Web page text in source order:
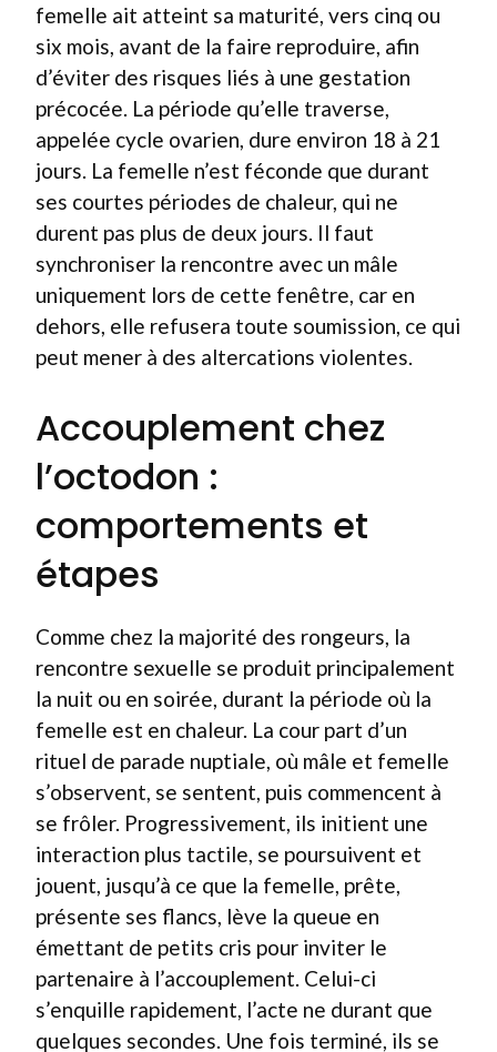
femelle ait atteint sa maturité, vers cinq ou
six mois, avant de la faire reproduire, afin
d’éviter des risques liés à une gestation
précocée. La période qu’elle traverse,
appelée cycle ovarien, dure environ 18 à 21
jours. La femelle n’est féconde que durant
ses courtes périodes de chaleur, qui ne
durent pas plus de deux jours. Il faut
synchroniser la rencontre avec un mâle
uniquement lors de cette fenêtre, car en
dehors, elle refusera toute soumission, ce qui
peut mener à des altercations violentes.
Accouplement chez
l’octodon :
comportements et
étapes
Comme chez la majorité des rongeurs, la
rencontre sexuelle se produit principalement
la nuit ou en soirée, durant la période où la
femelle est en chaleur. La cour part d’un
rituel de parade nuptiale, où mâle et femelle
s’observent, se sentent, puis commencent à
se frôler. Progressivement, ils initient une
interaction plus tactile, se poursuivent et
jouent, jusqu’à ce que la femelle, prête,
présente ses flancs, lève la queue en
émettant de petits cris pour inviter le
partenaire à l’accouplement. Celui-ci
s’enquille rapidement, l’acte ne durant que
quelques secondes. Une fois terminé, ils se